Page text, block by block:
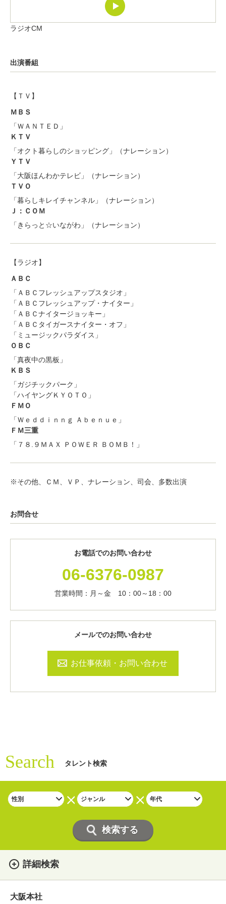
ラジオCM
出演番組
【ＴＶ】
ＭＢＳ
「ＷＡＮＴＥＤ」
ＫＴＶ
「オクト暮らしのショッピング」（ナレーション）
ＹＴＶ
「大阪ほんわかテレビ」（ナレーション）
ＴＶＯ
「暮らしキレイチャンネル」（ナレーション）
Ｊ：ＣＯＭ
「きらっと☆いながわ」（ナレーション）
【ラジオ】
ＡＢＣ
「ＡＢＣフレッシュアップスタジオ」
「ＡＢＣフレッシュアップ・ナイター」
「ＡＢＣナイタージョッキー」
「ＡＢＣタイガースナイター・オフ」
「ミュージックパラダイス」
ＯＢＣ
「真夜中の黒板」
ＫＢＳ
「ガジチックパーク」
「ハイヤングＫＹＯＴＯ」
ＦＭＯ
「Ｗｅｄｄｉｎｎｇ Ａｂｅｎｕｅ」
ＦＭ三重
「７８.９ＭＡＸ ＰＯＷＥＲ ＢＯＭＢ！」
※その他、ＣＭ、ＶＰ、ナレーション、司会、多数出演
お問合せ
お電話でのお問い合わせ
06-6376-0987
営業時間：月～金 10：00～18：00
メールでのお問い合わせ
お仕事依頼・お問い合わせ
Search タレント検索
詳細検索
・性別
大阪本社